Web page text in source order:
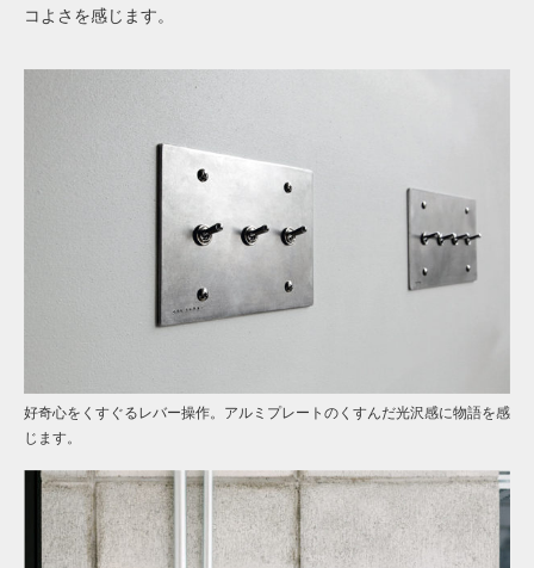
コよさを感じます。
好奇心をくすぐるレバー操作。アルミプレートのくすんだ光沢感に物語を感
じます。